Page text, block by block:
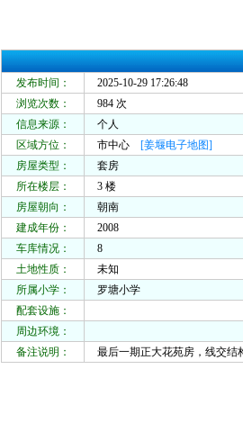
发布时间：
2025-10-29 17:26:48
浏览次数：
984 次
信息来源：
个人
区域方位：
市中心 [姜堰电子地图]
房屋类型：
套房
所在楼层：
3 楼
房屋朝向：
朝南
建成年份：
2008
车库情况：
8
土地性质：
未知
所属小学：
罗塘小学
配套设施：
周边环境：
备注说明：
最后一期正大花苑房，线交结